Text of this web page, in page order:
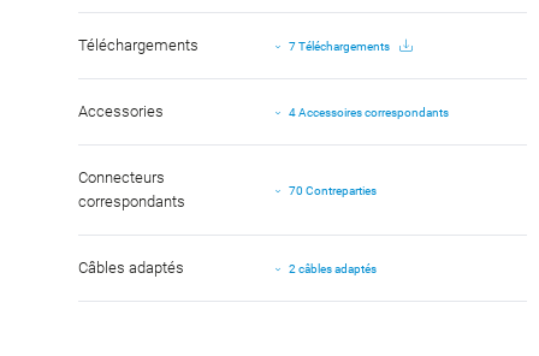
Téléchargements 7 Téléchargements
Accessories 4 Accessoires correspondants
Connecteurs
correspondants
70 Contreparties
Câbles adaptés 2 câbles adaptés